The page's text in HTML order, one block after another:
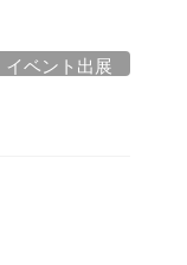
イベント出展